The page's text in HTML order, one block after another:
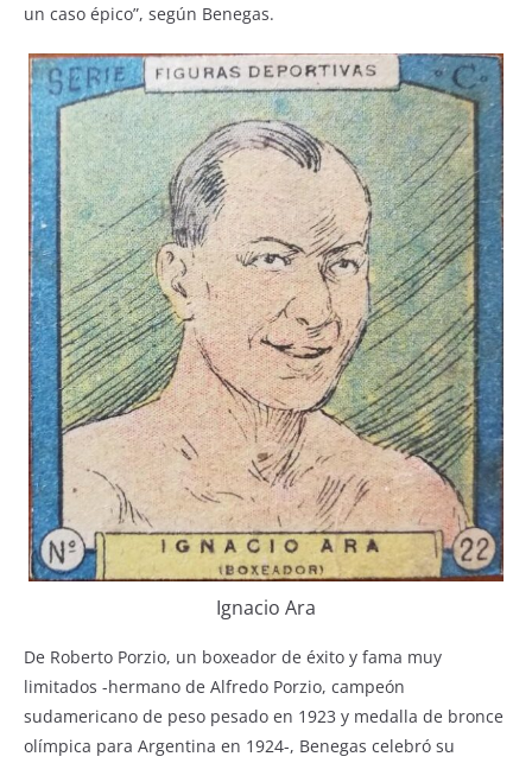
un caso épico”, según Benegas.
Ignacio Ara
De Roberto Porzio, un boxeador de éxito y fama muy
limitados -hermano de Alfredo Porzio, campeón
sudamericano de peso pesado en 1923 y medalla de bronce
olímpica para Argentina en 1924-, Benegas celebró su